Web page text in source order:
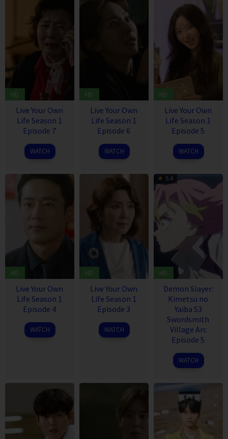
HD
Live Your Own
Life Season 1
Episode 7
15
Oct
WATCH
HD
Live Your Own
Life Season 1
Episode 6
14
Oct
WATCH
HD
Live Your Own
Life Season 1
Episode 5
8
Oct
WATCH
HD
Live Your Own
Life Season 1
Episode 4
30
Sep
WATCH
HD
Live Your Own
Life Season 1
Episode 3
23
Sep
WATCH
5.4
HD
Demon Slayer:
Kimetsu no
Yaiba S3
Swordsmith
Village Arc
Episode 5
7
May
WATCH